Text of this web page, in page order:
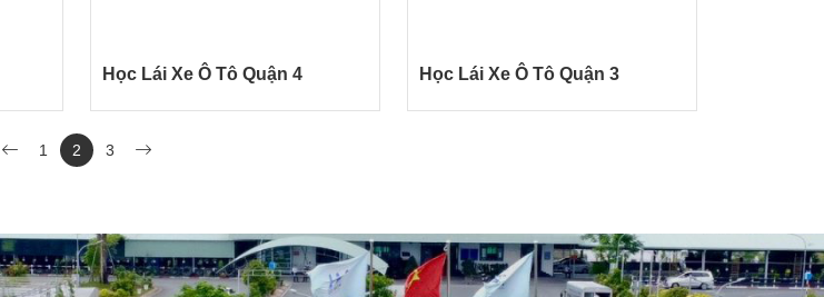
Học Lái Xe Ô Tô Quận 4 Học Lái Xe Ô Tô Quận 3
1 2 3